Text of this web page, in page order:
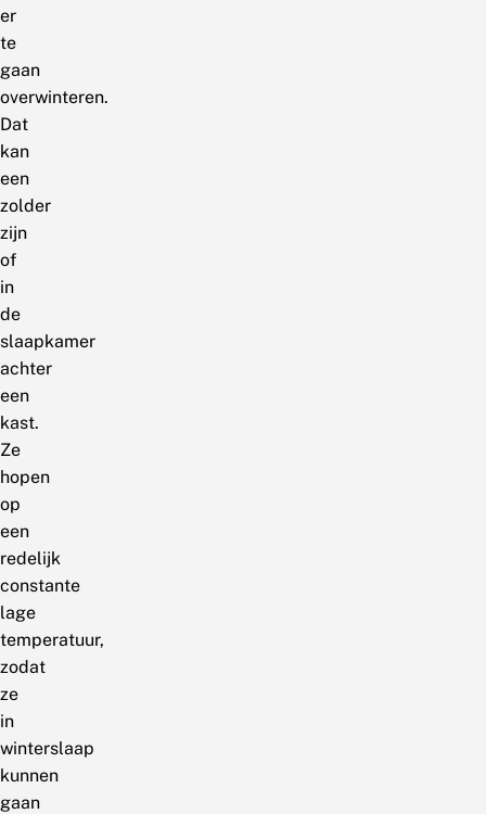
er
te
gaan
overwinteren.
Dat
kan
een
zolder
zijn
of
in
de
slaapkamer
achter
een
kast.
Ze
hopen
op
een
redelijk
constante
lage
temperatuur,
zodat
ze
in
winterslaap
kunnen
gaan